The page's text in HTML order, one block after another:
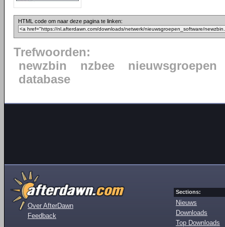
HTML code om naar deze pagina te linken:
Trefwoorden:
newzbin
nzbee
nieuwsgroepen
database
Over AfterDawn
Feedback
Sections:
Nieuws
Downloads
Top Downloads